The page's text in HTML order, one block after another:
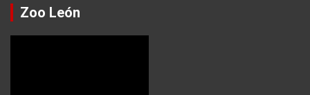
Zoo León